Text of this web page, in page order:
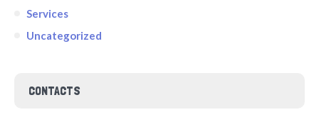
Services
Uncategorized
CONTACTS